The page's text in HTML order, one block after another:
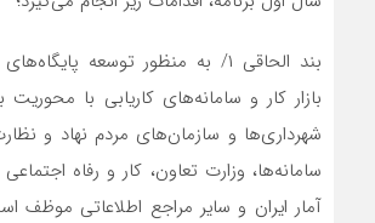
بند الحاقی ۱/ به منظور توسعه
بازار کار و سامانه‌های کاریابی با
شهرداری‌ها و سازمان‌های مردم نهاد و
سامانه‌ها، وزارت تعاون، کار و رفاه
آمار ایران و سایر مراجع اطلاعاتی موظف